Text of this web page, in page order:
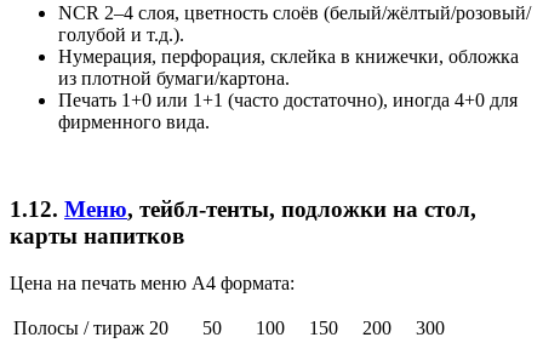
NCR 2–4 слоя, цветность слоёв (белый/жёлтый/розовый/
голубой и т.д.).
Нумерация, перфорация, склейка в книжечки, обложка
из плотной бумаги/картона.
Печать 1+0 или 1+1 (часто достаточно), иногда 4+0 для
фирменного вида.
1.12. Меню, тейбл-тенты, подложки на стол,
карты напитков
Цена на печать меню А4 формата:
Полосы / тираж 20 50 100 150 200
300